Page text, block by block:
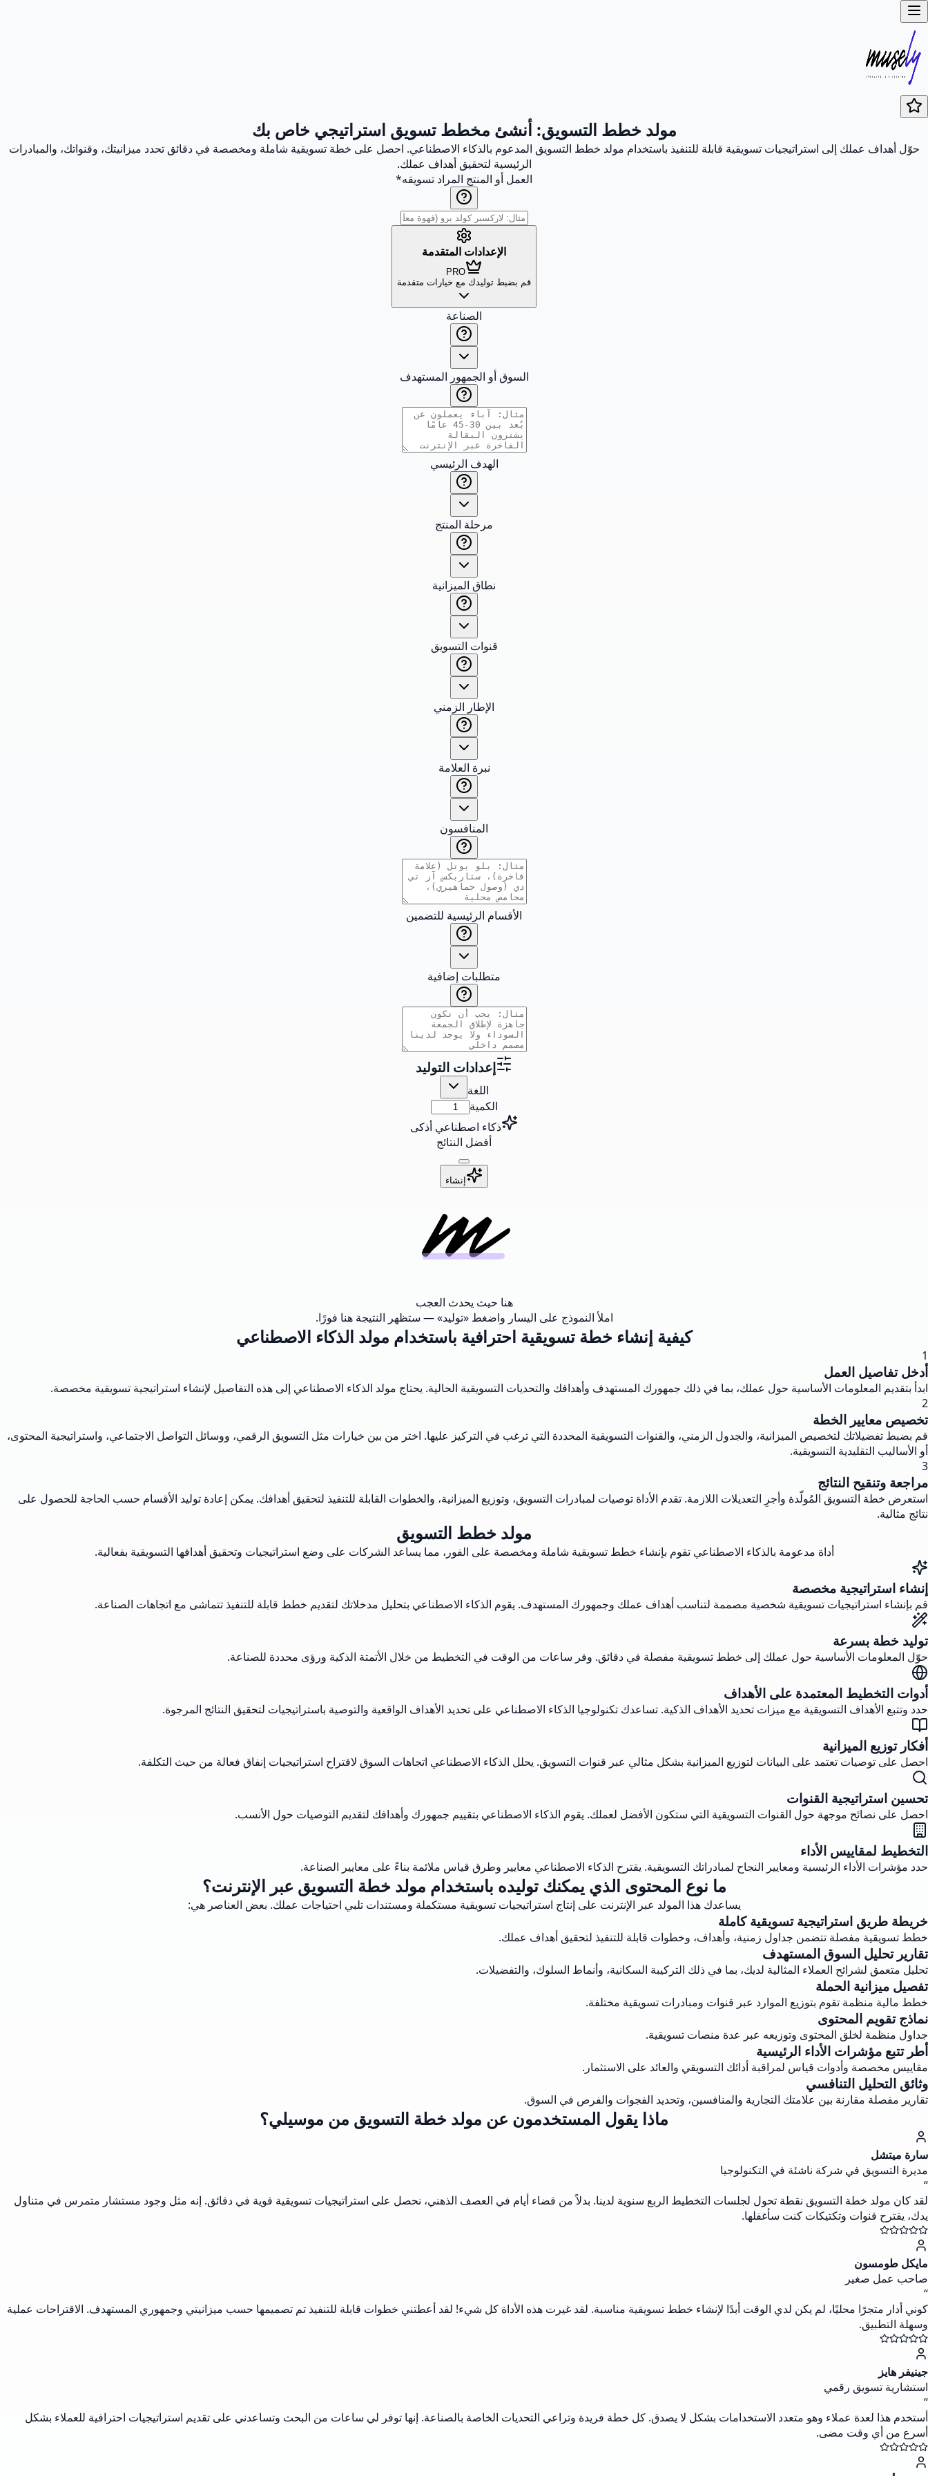
مولد خطط التسويق: أنشئ مخطط تسويق استراتيجي خاص بك
حوّل أهداف عملك إلى استراتيجيات تسويقية قابلة للتنفيذ باستخدام مولد خطط التسويق المدعوم بالذكاء الاصطناعي. احصل على خطة تسويقية شاملة ومخصصة في دقائق تحدد ميزانيتك، وقنواتك، والمبادرات
الرئيسية لتحقيق أهداف عملك.
العمل أو المنتج المراد تسويقه*
الإعدادات المتقدمة
PRO
قم بضبط توليدك مع خيارات متقدمة
الصناعة
السوق أو الجمهور المستهدف
الهدف الرئيسي
مرحلة المنتج
نطاق الميزانية
قنوات التسويق
الإطار الزمني
نبرة العلامة
المنافسون
الأقسام الرئيسية للتضمين
متطلبات إضافية
إعدادات التوليد
اللغة
الكمية
ذكاء اصطناعي أذكى
أفضل النتائج
إنشاء
هنا حيث يحدث العجب
املأ النموذج على اليسار واضغط «توليد» — ستظهر النتيجة هنا فورًا.
كيفية إنشاء خطة تسويقية احترافية باستخدام مولد الذكاء الاصطناعي
1
أدخل تفاصيل العمل
ابدأ بتقديم المعلومات الأساسية حول عملك، بما في ذلك جمهورك المستهدف وأهدافك والتحديات التسويقية الحالية. يحتاج مولد الذكاء الاصطناعي إلى هذه التفاصيل لإنشاء استراتيجية تسويقية مخصصة.
2
تخصيص معايير الخطة
قم بضبط تفضيلاتك لتخصيص الميزانية، والجدول الزمني، والقنوات التسويقية المحددة التي ترغب في التركيز عليها. اختر من بين خيارات مثل التسويق الرقمي، ووسائل التواصل الاجتماعي، واستراتيجية المحتوى،
أو الأساليب التقليدية التسويقية.
3
مراجعة وتنقيح النتائج
استعرض خطة التسويق المُولّدة وأجرِ التعديلات اللازمة. تقدم الأداة توصيات لمبادرات التسويق، وتوزيع الميزانية، والخطوات القابلة للتنفيذ لتحقيق أهدافك. يمكن إعادة توليد الأقسام حسب الحاجة للحصول على
نتائج مثالية.
مولد خطط التسويق
أداة مدعومة بالذكاء الاصطناعي تقوم بإنشاء خطط تسويقية شاملة ومخصصة على الفور، مما يساعد الشركات على وضع استراتيجيات وتحقيق أهدافها التسويقية بفعالية.
إنشاء استراتيجية مخصصة
قم بإنشاء استراتيجيات تسويقية شخصية مصممة لتناسب أهداف عملك وجمهورك المستهدف. يقوم الذكاء الاصطناعي بتحليل مدخلاتك لتقديم خطط قابلة للتنفيذ تتماشى مع اتجاهات الصناعة.
توليد خطة بسرعة
حوّل المعلومات الأساسية حول عملك إلى خطط تسويقية مفصلة في دقائق. وفر ساعات من الوقت في التخطيط من خلال الأتمتة الذكية ورؤى محددة للصناعة.
أدوات التخطيط المعتمدة على الأهداف
حدد وتتبع الأهداف التسويقية مع ميزات تحديد الأهداف الذكية. تساعدك تكنولوجيا الذكاء الاصطناعي على تحديد الأهداف الواقعية والتوصية باستراتيجيات لتحقيق النتائج المرجوة.
أفكار توزيع الميزانية
احصل على توصيات تعتمد على البيانات لتوزيع الميزانية بشكل مثالي عبر قنوات التسويق. يحلل الذكاء الاصطناعي اتجاهات السوق لاقتراح استراتيجيات إنفاق فعالة من حيث التكلفة.
تحسين استراتيجية القنوات
احصل على نصائح موجهة حول القنوات التسويقية التي ستكون الأفضل لعملك. يقوم الذكاء الاصطناعي بتقييم جمهورك وأهدافك لتقديم التوصيات حول الأنسب.
التخطيط لمقاييس الأداء
حدد مؤشرات الأداء الرئيسية ومعايير النجاح لمبادراتك التسويقية. يقترح الذكاء الاصطناعي معايير وطرق قياس ملائمة بناءً على معايير الصناعة.
ما نوع المحتوى الذي يمكنك توليده باستخدام مولد خطة التسويق عبر الإنترنت؟
يساعدك هذا المولد عبر الإنترنت على إنتاج استراتيجيات تسويقية مستكملة ومستندات تلبي احتياجات عملك. بعض العناصر هي:
خريطة طريق استراتيجية تسويقية كاملة
خطط تسويقية مفصلة تتضمن جداول زمنية، وأهداف، وخطوات قابلة للتنفيذ لتحقيق أهداف عملك.
تقارير تحليل السوق المستهدف
تحليل متعمق لشرائح العملاء المثالية لديك، بما في ذلك التركيبة السكانية، وأنماط السلوك، والتفضيلات.
تفصيل ميزانية الحملة
خطط مالية منظمة تقوم بتوزيع الموارد عبر قنوات ومبادرات تسويقية مختلفة.
نماذج تقويم المحتوى
جداول منظمة لخلق المحتوى وتوزيعه عبر عدة منصات تسويقية.
أطر تتبع مؤشرات الأداء الرئيسية
مقاييس مخصصة وأدوات قياس لمراقبة أدائك التسويقي والعائد على الاستثمار.
وثائق التحليل التنافسي
تقارير مفصلة مقارنة بين علامتك التجارية والمنافسين، وتحديد الفجوات والفرص في السوق.
ماذا يقول المستخدمون عن مولد خطة التسويق من موسيلي؟
سارة ميتشل
مديرة التسويق في شركة ناشئة في التكنولوجيا
“
لقد كان مولد خطة التسويق نقطة تحول لجلسات التخطيط الربع سنوية لدينا. بدلاً من قضاء أيام في العصف الذهني، نحصل على استراتيجيات تسويقية قوية في دقائق. إنه مثل وجود مستشار متمرس في متناول
يدك، يقترح قنوات وتكتيكات كنت سأغفلها.
مايكل طومسون
صاحب عمل صغير
“
كوني أدار متجرًا محليًا، لم يكن لدي الوقت أبدًا لإنشاء خطط تسويقية مناسبة. لقد غيرت هذه الأداة كل شيء! لقد أعطتني خطوات قابلة للتنفيذ تم تصميمها حسب ميزانيتي وجمهوري المستهدف. الاقتراحات عملية
وسهلة التطبيق.
جينيفر هايز
استشارية تسويق رقمي
“
أستخدم هذا لعدة عملاء وهو متعدد الاستخدامات بشكل لا يصدق. كل خطة فريدة وتراعي التحديات الخاصة بالصناعة. إنها توفر لي ساعات من البحث وتساعدني على تقديم استراتيجيات احترافية للعملاء بشكل
أسرع من أي وقت مضى.